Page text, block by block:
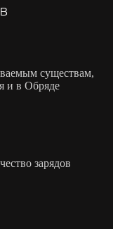
существам,
и в Обряде
зарядов